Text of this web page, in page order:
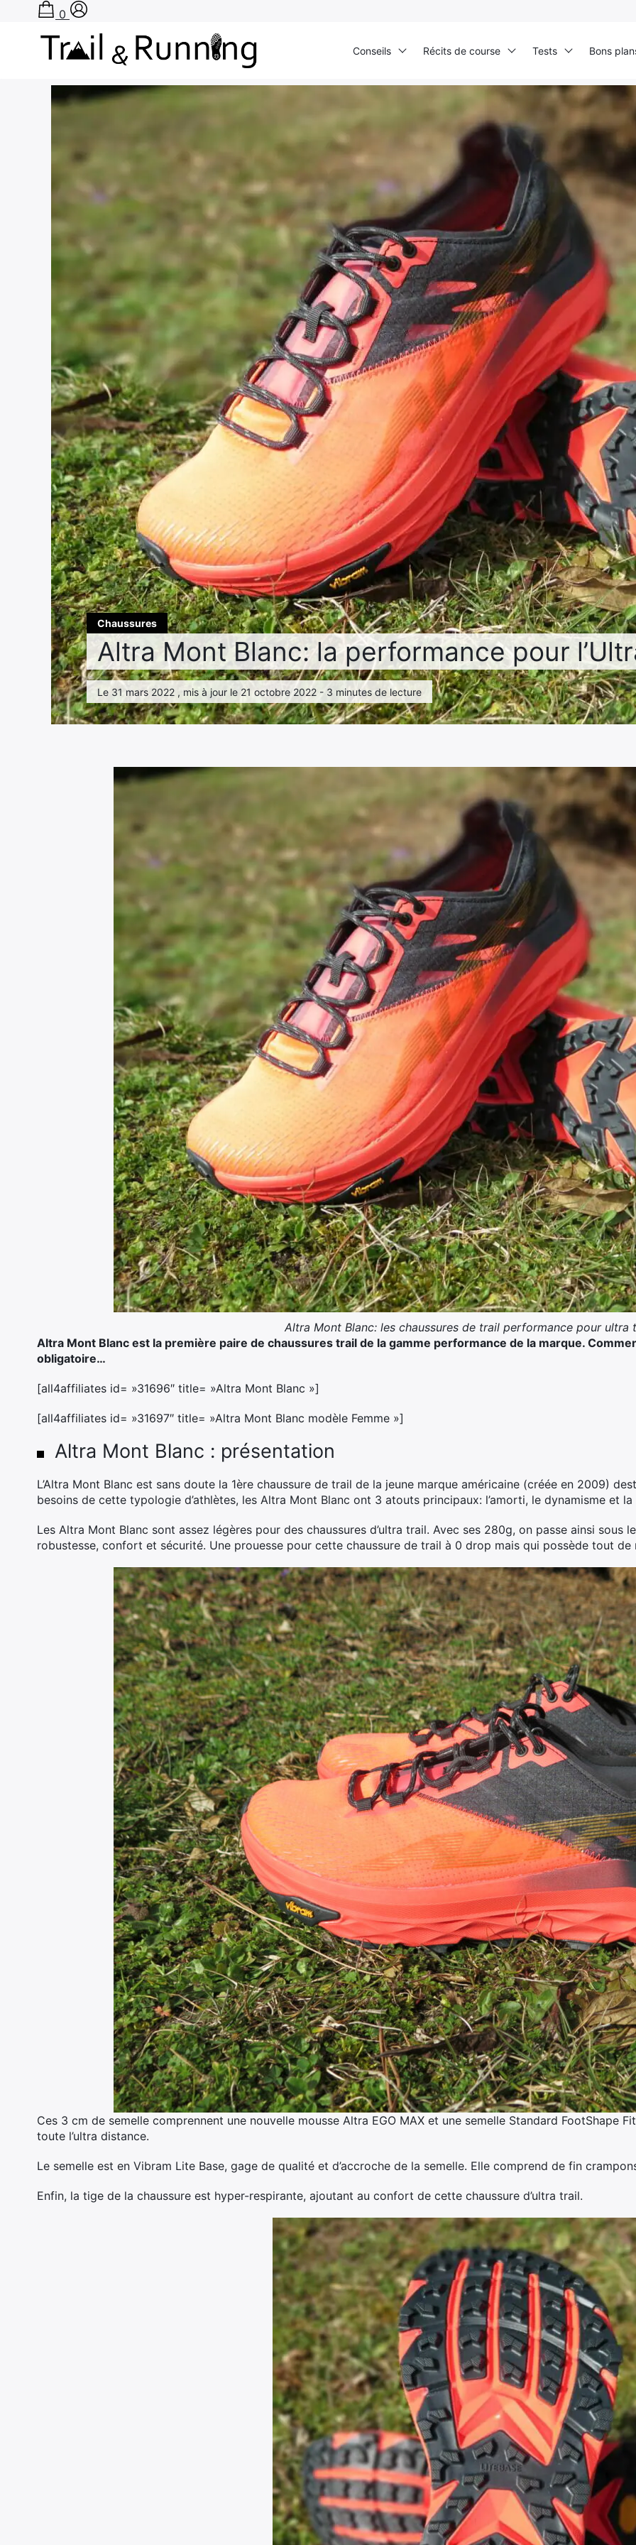
Chaussures
Altra Mont Blanc: la performance pour
Le 31 mars 2022 , mis à jour le 21 octobre 2022 - 3 minutes de lecture
Altra Mont Blanc: les chaussures de trail performance pour ultra
Altra Mont Blanc est la première paire de chaussures trail de la gamme performance de la marque.
obligatoire…
[all4affiliates id= »31696″ title= »Altra Mont Blanc »]
[all4affiliates id= »31697″ title= »Altra Mont Blanc modèle Femme »]
Altra Mont Blanc : présentation
L’Altra Mont Blanc est sans doute la 1ère chaussure de trail de la jeune marque américaine (créée en 2009)
besoins de cette typologie d’athlètes, les Altra Mont Blanc ont 3 atouts principaux: l’amorti, le dynamisme et la
Les Altra Mont Blanc sont assez légères pour des chaussures d’ultra trail. Avec ses 280g, on passe ainsi sous
robustesse, confort et sécurité. Une prouesse pour cette chaussure de trail à 0 drop mais qui possède tout de
Ces 3 cm de semelle comprennent une nouvelle mousse Altra EGO MAX et une semelle Standard FootShape
toute l’ultra distance.
Le semelle est en Vibram Lite Base, gage de qualité et d’accroche de la semelle. Elle comprend de fin
Enfin, la tige de la chaussure est hyper-respirante, ajoutant au confort de cette chaussure d’ultra trail.
0
Conseils Récits de course
Ultra Trail de Mon Jardin
Grand Tour du Bassin d’Arcachon
Tests Bons
Rechercher